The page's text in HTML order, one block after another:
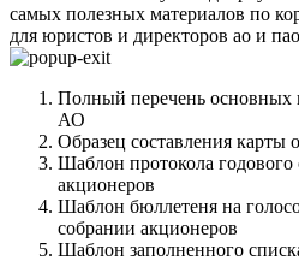
самых полезных материалов по
для юристов и директоров ао и пао
Полный перечень основных
АО
Образец составления карты
Шаблон протокола годового
акционеров
Шаблон бюллетеня на
собрании акционеров
Шаблон заполненного